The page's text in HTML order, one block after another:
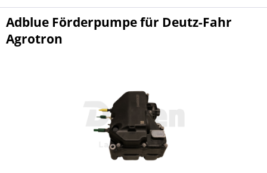
Adblue Förderpumpe für Deutz-Fahr
Agrotron